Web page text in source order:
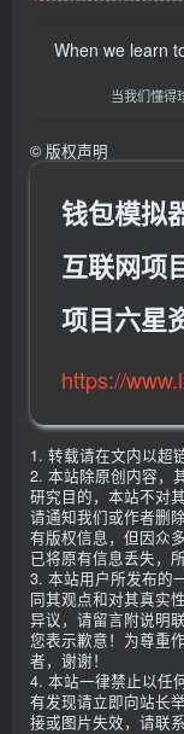
When we learn
当我们懂得
© 版权声明
钱包模拟
互联网项
项目六星
https://
1. 转载请在文内以超
2. 本站除原创内容，
研究目的，本站不对
请通知我们或作者删
有版权信息，但因众
已将原有信息丢失，
3. 本站用户所发布的
同其观点和对其真实
异议，请留言附说明
您表示歉意！为尊重
者，谢谢！
4. 本站一律禁止以任
有发现请立即向站长
接或图片失效，请联